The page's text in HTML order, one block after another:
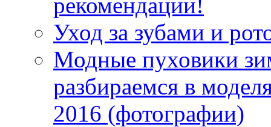
Уход за зубами и
Модные пуховики
разбираемся в
2016 (фотографии)